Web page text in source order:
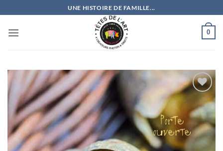
au
contenu
UNE HISTOIRE DE FAMILLE...
0
Ajouter
à la
wishlist